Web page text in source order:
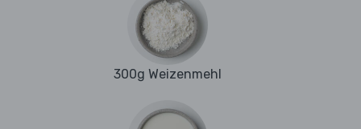
300g Weizenmehl